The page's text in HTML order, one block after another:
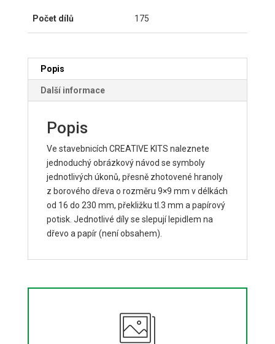
Počet dílů 175
Popis
Další informace
Popis
Ve stavebnicích CREATIVE KITS naleznete
jednoduchý obrázkový návod se symboly
jednotlivých úkonů, přesně zhotovené hranoly
z borového dřeva o rozměru 9×9 mm v délkách
od 16 do 230 mm, překližku tl.3 mm a papírový
potisk. Jednotlivé díly se slepují lepidlem na
dřevo a papír (není obsahem).